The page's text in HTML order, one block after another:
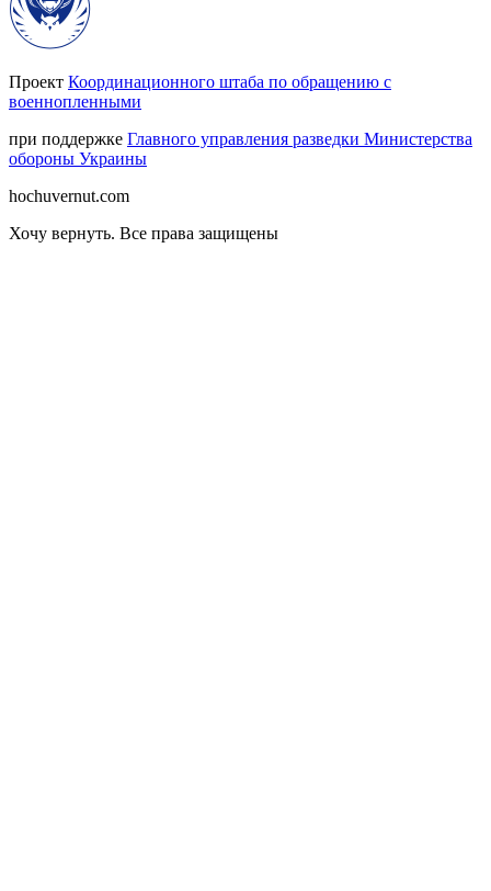
Проект Координационного штаба по обращению с
военнопленными
при поддержке Главного управления разведки Министерства
обороны Украины
hochuvernut.com
Хочу вернуть. Все права защищены